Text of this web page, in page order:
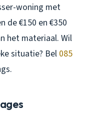
woning met
de €150 en €350
het materiaal. Wil
situatie? Bel 085